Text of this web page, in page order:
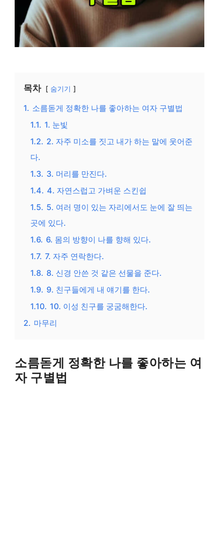
목차 숨기기
1. 소름돋게 정확한 나를 좋아하는 여자 구별법
1.1. 1. 눈빛
1.2. 2. 자주 미소를 짓고 내가 하는 말에 웃어준
다.
1.3. 3. 머리를 만진다.
1.4. 4. 자연스럽고 가벼운 스킨쉽
1.5. 5. 여러 명이 있는 자리에서도 눈에 잘 띄는
곳에 있다.
1.6. 6. 몸의 방향이 나를 향해 있다.
1.7. 7. 자주 연락한다.
1.8. 8. 신경 안쓴 것 같은 선물을 준다.
1.9. 9. 친구들에게 내 얘기를 한다.
1.10. 10. 이성 친구를 궁굼해한다.
2. 마무리
소름돋게 정확한 나를 좋아하는 여
자 구별법